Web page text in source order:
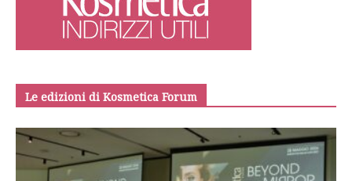
Le edizioni di Kosmetica Forum